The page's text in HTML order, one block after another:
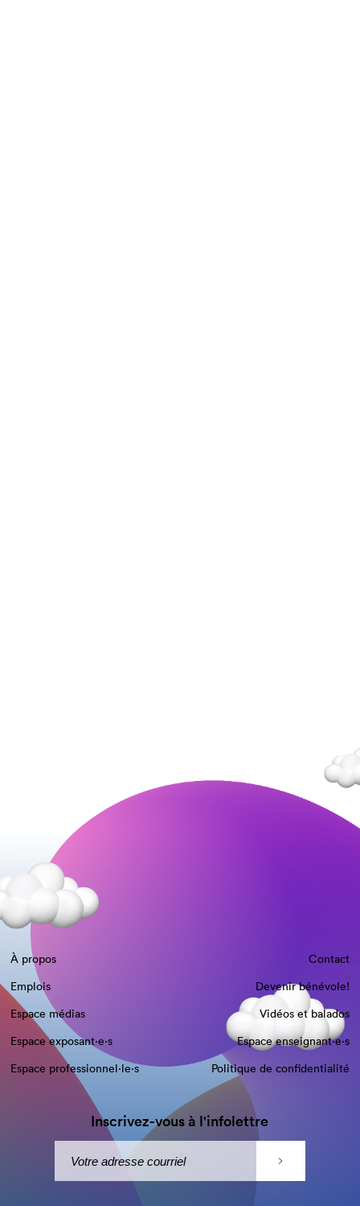
À propos
Contact
Emplois
Devenir bénévole!
Espace médias
Vidéos et balados
Espace exposant·e⋅s
Espace enseignant·e⋅s
Espace professionnel·le⋅s
Politique de confidentialité
Inscrivez-vous à l'infolettre